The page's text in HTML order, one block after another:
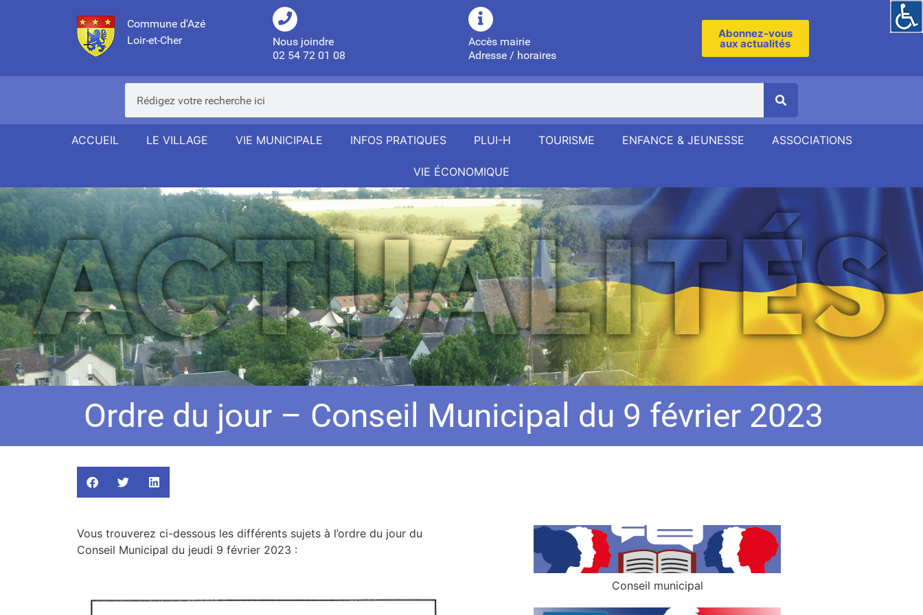
Commune d'Azé
Loir-et-Cher
Nous joindre
02 54 72 01 08
Accès mairie
Adresse / horaires
Abonnez-vous
aux actualités
ACCUEIL LE VILLAGE VIE MUNICIPALE INFOS PRATIQUES PLUI-H TOURISME ENFANCE & JEUNESSE ASSOCIATIONS
VIE ÉCONOMIQUE
Ordre du jour – Conseil Municipal du 9 février 2023
Vous trouverez ci-dessous les différents sujets à l’ordre du jour du
Conseil Municipal du jeudi 9 février 2023 :
Conseil municipal